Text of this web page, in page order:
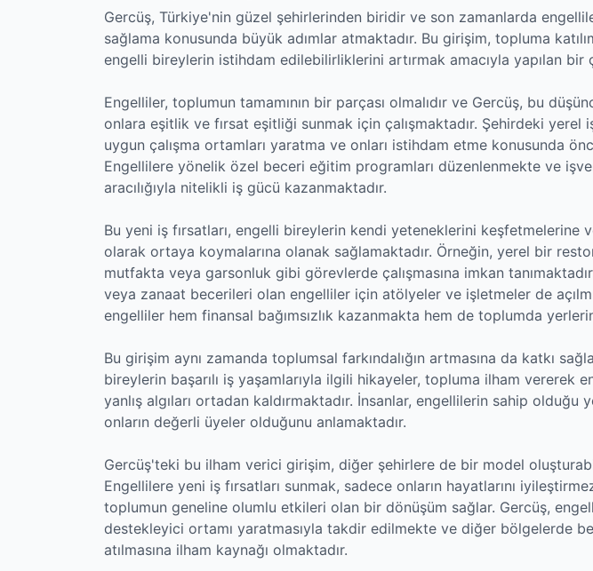
Gercüş, Türkiye'nin güzel şehirlerinden biridir ve son zamanlarda
sağlama konusunda büyük adımlar atmaktadır. Bu girişim, topluma
engelli bireylerin istihdam edilebilirliklerini artırmak amacıyla yapılan bir
Engelliler, toplumun tamamının bir parçası olmalıdır ve Gercüş, bu
onlara eşitlik ve fırsat eşitliği sunmak için çalışmaktadır. Şehirdeki yerel
uygun çalışma ortamları yaratma ve onları istihdam etme konusunda
Engellilere yönelik özel beceri eğitim programları düzenlenmekte ve
aracılığıyla nitelikli iş gücü kazanmaktadır.
Bu yeni iş fırsatları, engelli bireylerin kendi yeteneklerini keşfetmelerine
olarak ortaya koymalarına olanak sağlamaktadır. Örneğin, yerel bir
mutfakta veya garsonluk gibi görevlerde çalışmasına imkan
veya zanaat becerileri olan engelliler için atölyeler ve işletmeler de
engelliler hem finansal bağımsızlık kazanmakta hem de toplumda
Bu girişim aynı zamanda toplumsal farkındalığın artmasına da katkı
bireylerin başarılı iş yaşamlarıyla ilgili hikayeler, topluma ilham vererek
yanlış algıları ortadan kaldırmaktadır. İnsanlar, engellilerin sahip olduğu
onların değerli üyeler olduğunu anlamaktadır.
Gercüş'teki bu ilham verici girişim, diğer şehirlere de bir model
Engellilere yeni iş fırsatları sunmak, sadece onların hayatlarını
toplumun geneline olumlu etkileri olan bir dönüşüm sağlar. Gercüş,
destekleyici ortamı yaratmasıyla takdir edilmekte ve diğer bölgelerde
atılmasına ilham kaynağı olmaktadır.